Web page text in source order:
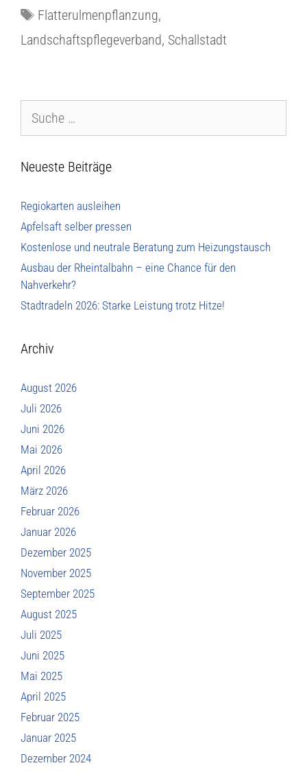
Flatterulmenpflanzung,
Landschaftspflegeverband, Schallstadt
Neueste Beiträge
Regiokarten ausleihen
Apfelsaft selber pressen
Kostenlose und neutrale Beratung zum Heizungstausch
Ausbau der Rheintalbahn – eine Chance für den
Nahverkehr?
Stadtradeln 2026: Starke Leistung trotz Hitze!
Archiv
August 2026
Juli 2026
Juni 2026
Mai 2026
April 2026
März 2026
Februar 2026
Januar 2026
Dezember 2025
November 2025
September 2025
August 2025
Juli 2025
Juni 2025
Mai 2025
April 2025
Februar 2025
Januar 2025
Dezember 2024